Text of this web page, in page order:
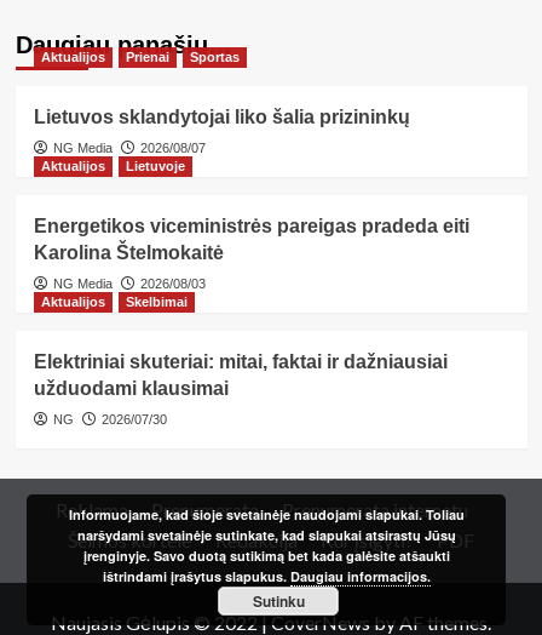
Daugiau panašių…
Aktualijos Prienai Sportas
Lietuvos sklandytojai liko šalia prizininkų
NG Media
2026/08/07
Aktualijos
Lietuvoje
Energetikos viceministrės pareigas pradeda eiti
Karolina Štelmokaitė
NG Media
2026/08/03
Aktualijos
Skelbimai
Elektriniai skuteriai: mitai, faktai ir dažniausiai
užduodami klausimai
NG 2026/07/30
Reklama Prenumerata
Prenumerata internetu
Šeimos kortelė
Redakcija Kur įsigyti? PDF
Naujasis Gėlupis © 2022|CoverNews by AF themes.
Informuojame, kad šioje svetainėje naudojami slapukai. Toliau
naršydami svetainėje sutinkate, kad slapukai atsirastų Jūsų
įrenginyje. Savo duotą sutikimą bet kada galėsite atšaukti
ištrindami įrašytus slapukus. Daugiau informacijos.
Sutinku